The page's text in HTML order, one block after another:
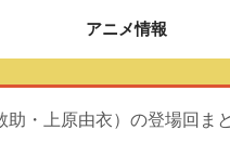
アニメ情報
助・上原由衣）の登場回ま